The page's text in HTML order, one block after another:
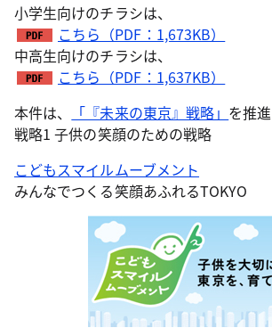
小学生向けのチラシは、
こちら（PDF：1,673KB）
中高生向けのチラシは、
こちら（PDF：1,637KB）
本件は、
「『未来の東京』戦略」 を推
戦略1 子供の笑顔のための戦略
こどもスマイルムーブメント
みんなでつくる笑顔あふれるTOKYO